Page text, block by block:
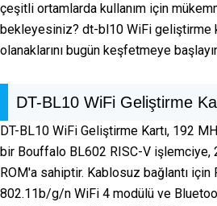
çeşitli ortamlarda kullanım için
bekleyesiniz? dt-bl10 WiFi geliştirme
olanaklarını bugün keşfetmeye
DT-BL10 WiFi Geliştirme
DT-BL10 WiFi Geliştirme Kartı, 192
bir Bouffalo BL602 RISC-V işlemciye,
ROM'a sahiptir. Kablosuz bağlantı için
802.11b/g/n WiFi 4 modülü ve